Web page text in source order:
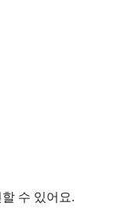
수 있어요.